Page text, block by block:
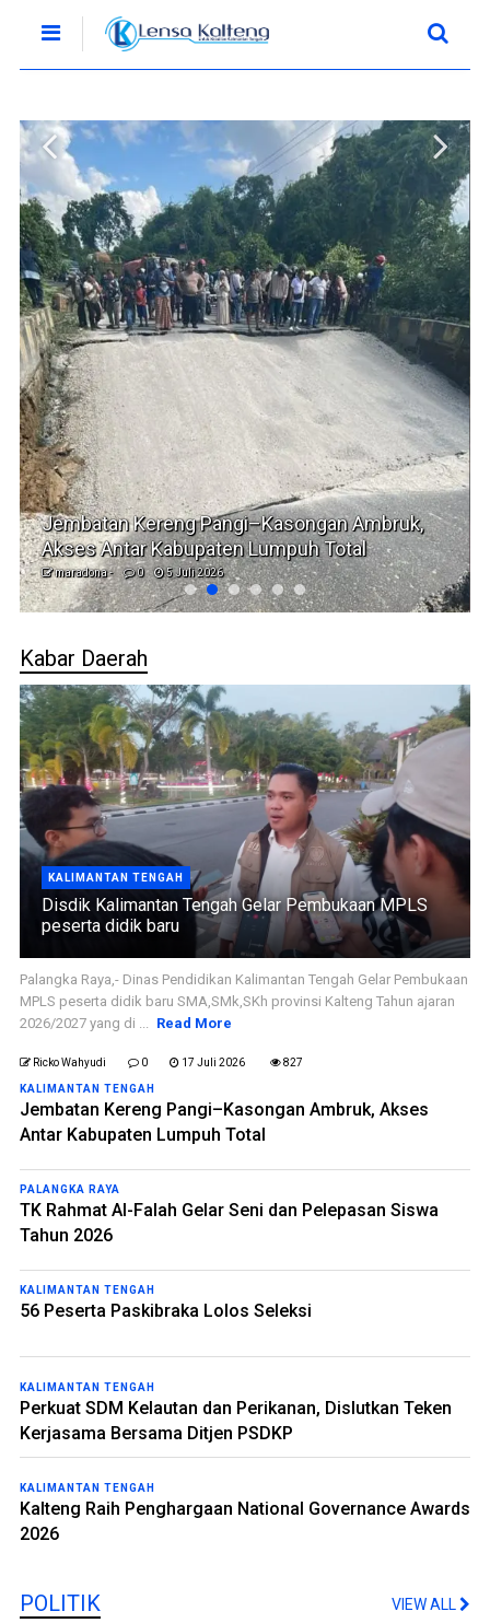
Jembatan Kereng Pangi–Kasongan Ambruk,
Akses Antar Kabupaten Lumpuh Total
maradona - 0 5 Juli 2026
Kabar Daerah
KALIMANTAN TENGAH
Disdik Kalimantan Tengah Gelar Pembukaan MPLS
peserta didik baru
Palangka Raya,- Dinas Pendidikan Kalimantan Tengah Gelar Pembukaan
MPLS peserta didik baru SMA,SMk,SKh provinsi Kalteng Tahun ajaran
2026/2027 yang di ... Read More
Ricko Wahyudi 0 17 Juli 2026 827
KALIMANTAN TENGAH
Jembatan Kereng Pangi–Kasongan Ambruk, Akses
Antar Kabupaten Lumpuh Total
PALANGKA RAYA
TK Rahmat Al-Falah Gelar Seni dan Pelepasan Siswa
Tahun 2026
KALIMANTAN TENGAH
56 Peserta Paskibraka Lolos Seleksi
KALIMANTAN TENGAH
Perkuat SDM Kelautan dan Perikanan, Dislutkan Teken
Kerjasama Bersama Ditjen PSDKP
KALIMANTAN TENGAH
Kalteng Raih Penghargaan National Governance Awards
2026
POLITIK VIEW ALL